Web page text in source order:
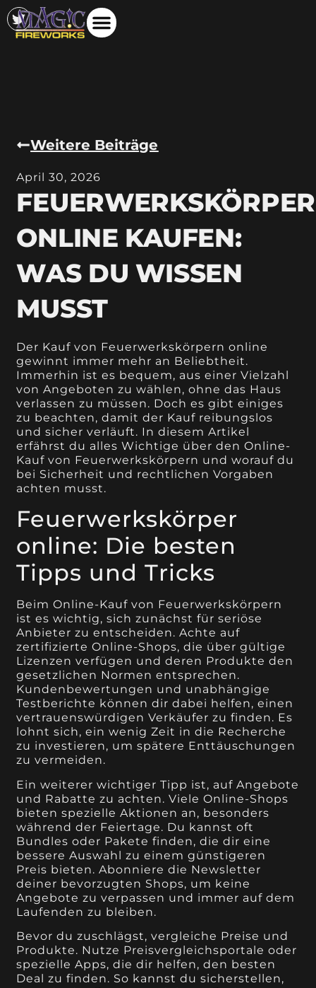
Weitere Beiträge
April 30, 2026
FEUERWERKSKÖRPER
ONLINE KAUFEN:
WAS DU WISSEN
MUSST
Der Kauf von Feuerwerkskörpern online
gewinnt immer mehr an Beliebtheit.
Immerhin ist es bequem, aus einer Vielzahl
von Angeboten zu wählen, ohne das Haus
verlassen zu müssen. Doch es gibt einiges
zu beachten, damit der Kauf reibungslos
und sicher verläuft. In diesem Artikel
erfährst du alles Wichtige über den Online-
Kauf von Feuerwerkskörpern und worauf du
bei Sicherheit und rechtlichen Vorgaben
achten musst.
Feuerwerkskörper
online: Die besten
Tipps und Tricks
Beim Online-Kauf von Feuerwerkskörpern
ist es wichtig, sich zunächst für seriöse
Anbieter zu entscheiden. Achte auf
zertifizierte Online-Shops, die über gültige
Lizenzen verfügen und deren Produkte den
gesetzlichen Normen entsprechen.
Kundenbewertungen und unabhängige
Testberichte können dir dabei helfen, einen
vertrauenswürdigen Verkäufer zu finden. Es
lohnt sich, ein wenig Zeit in die Recherche
zu investieren, um spätere Enttäuschungen
zu vermeiden.
Ein weiterer wichtiger Tipp ist, auf Angebote
und Rabatte zu achten. Viele Online-Shops
bieten spezielle Aktionen an, besonders
während der Feiertage. Du kannst oft
Bundles oder Pakete finden, die dir eine
bessere Auswahl zu einem günstigeren
Preis bieten. Abonniere die Newsletter
deiner bevorzugten Shops, um keine
Angebote zu verpassen und immer auf dem
Laufenden zu bleiben.
Bevor du zuschlägst, vergleiche Preise und
Produkte. Nutze Preisvergleichsportale oder
spezielle Apps, die dir helfen, den besten
Deal zu finden. So kannst du sicherstellen,